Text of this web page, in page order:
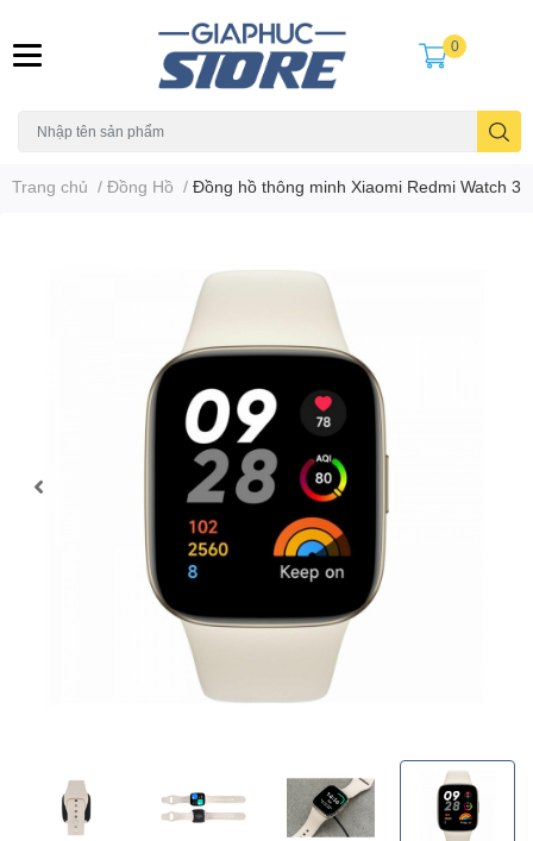
0
Trang chủ / Đồng Hồ / Đồng hồ thông minh Xiaomi Redmi Watch 3